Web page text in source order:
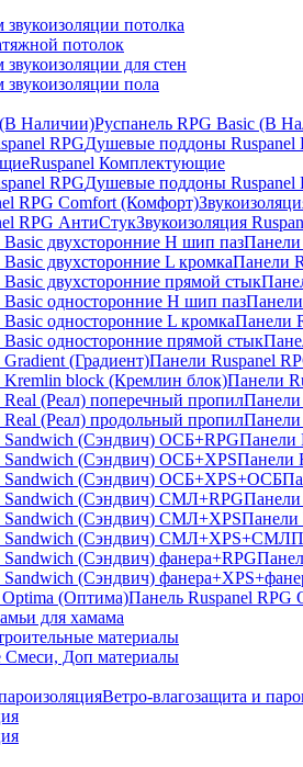
потолка
потолок
для стен
пола
Руспанель RPG Basic (В
Душевые поддоны Ruspanel
Ruspanel Комплектующие
Душевые поддоны Ruspanel
Звукоизоляция
Панели
Панели
Панели
Панели Ruspanel
Панели
Панели
Панели
Панели
Панели
Панели
Панель Ruspanel RPG
для хамама
материалы
Доп материалы
Ветро-влагозащита и